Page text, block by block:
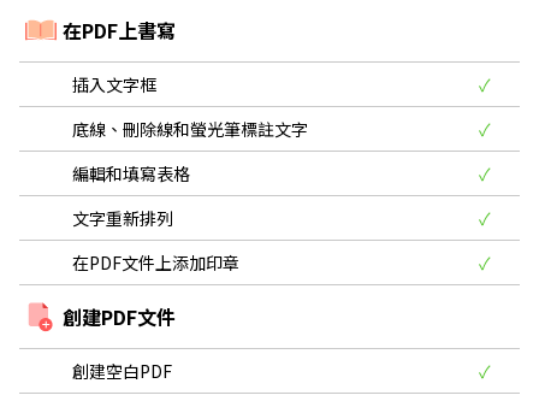
在PDF上書寫
插入文字框
✓
底線、刪除線和螢光筆標註文字
✓
編輯和填寫表格
✓
文字重新排列
✓
在PDF文件上添加印章
✓
創建PDF文件
創建空白PDF
✓